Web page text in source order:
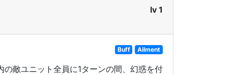
lv 1
Buff Ailment
敵ユニット全員に1ターンの間、幻惑を付